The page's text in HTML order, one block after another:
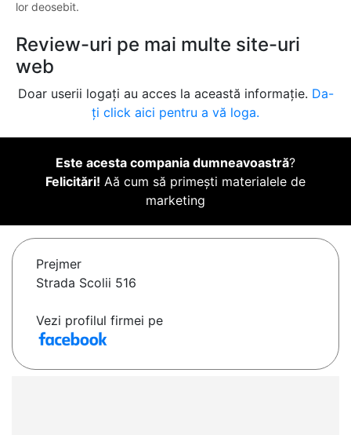
lor deosebit.
Review-uri pe mai multe site-uri
web
Doar userii logați au acces la această informație. Da-
ți click aici pentru a vă loga.
Este acesta compania dumneavoastră?
Felicitări! Aă cum să primești materialele de
marketing
Prejmer
Strada Scolii 516
Vezi profilul firmei pe